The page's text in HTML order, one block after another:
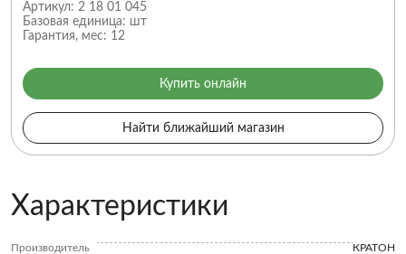
Артикул: 2 18 01 045
Базовая единица: шт
Гарантия, мес: 12
Купить онлайн
Найти ближайший магазин
Характеристики
Производитель
КРАТОН